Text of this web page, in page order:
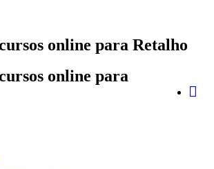
online para Retalho
online para